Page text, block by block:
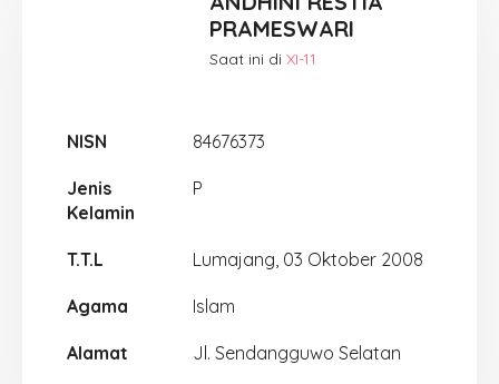
PRAMESWARI
Saat ini diXI-11
NISN 84676373
Jenis
Kelamin
P
T.T.L Lumajang, 03 Oktober 2008
Agama Islam
Alamat Jl. Sendangguwo Selatan